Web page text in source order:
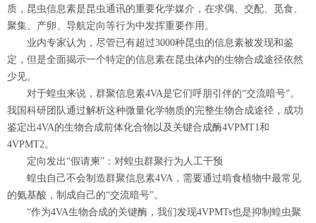
质，昆虫信息素是昆虫通讯的重要化学媒介，在求偶、交配、觅食、
聚集、产卵、导航定向等行为中发挥重要作用。
业内专家认为，尽管已有超过3000种昆虫的信息素被发现和鉴
定，但是全面揭示一个特定的信息素在昆虫体内的生物合成途径依然
少见。
对于蝗虫来说，群聚信息素4VA是它们呼朋引伴的“交流暗号”。
我国科研团队通过解析这种微量化学物质的完整生物合成途径，成功
鉴定出4VA的生物合成前体化合物以及关键合成酶4VPMT1和
4VPMT2。
定向发出“假请柬”：对蝗虫群聚行为人工干预
蝗虫自己不会制造群聚信息素4VA，需要通过啃食植物中最常见
的氨基酸，制成自己的“交流暗号”。
“作为4VA生物合成的关键酶，我们发现4VPMTs也是抑制蝗虫聚